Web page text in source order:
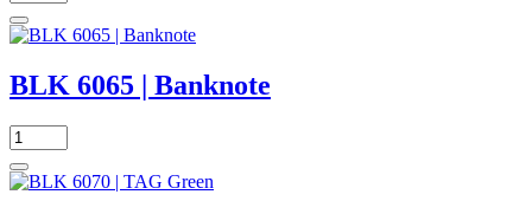
BLK 6065 | Banknote